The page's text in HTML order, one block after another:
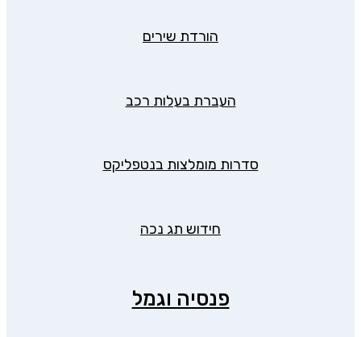
הורדת שירים
העברת בעלות רכב
סדרות מומלצות בנטפליקס
חידוש תג נכה
פנסיה וגמל